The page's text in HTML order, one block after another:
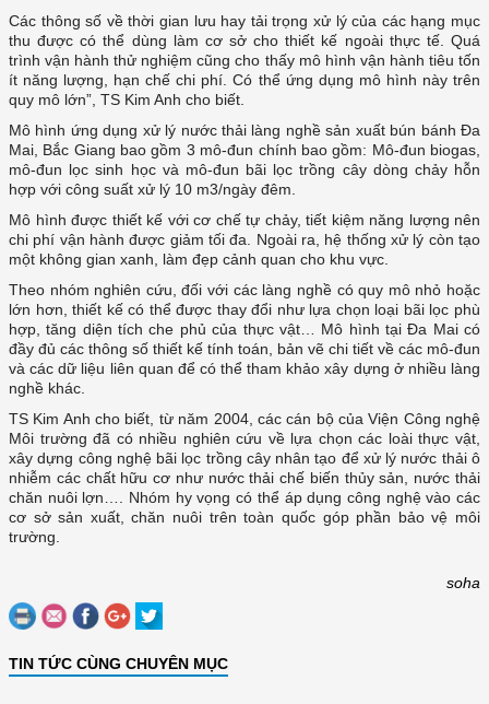
Các thông số về thời gian lưu hay tải trọng xử lý của các hạng mục
thu được có thể dùng làm cơ sở cho thiết kế ngoài thực tế. Quá
trình vận hành thử nghiệm cũng cho thấy mô hình vận hành tiêu tốn
ít năng lượng, hạn chế chi phí. Có thể ứng dụng mô hình này trên
quy mô lớn”, TS Kim Anh cho biết.
Mô hình ứng dụng xử lý nước thải làng nghề sản xuất bún bánh Đa
Mai, Bắc Giang bao gồm 3 mô-đun chính bao gồm: Mô-đun biogas,
mô-đun lọc sinh học và mô-đun bãi lọc trồng cây dòng chảy hỗn
hợp với công suất xử lý 10 m3/ngày đêm.
Mô hình được thiết kế với cơ chế tự chảy, tiết kiệm năng lượng nên
chi phí vận hành được giảm tối đa. Ngoài ra, hệ thống xử lý còn tạo
một không gian xanh, làm đẹp cảnh quan cho khu vực.
Theo nhóm nghiên cứu, đối với các làng nghề có quy mô nhỏ hoặc
lớn hơn, thiết kế có thể được thay đổi như lựa chọn loại bãi lọc phù
hợp, tăng diện tích che phủ của thực vật… Mô hình tại Đa Mai có
đầy đủ các thông số thiết kế tính toán, bản vẽ chi tiết về các mô-đun
và các dữ liệu liên quan để có thể tham khảo xây dựng ở nhiều làng
nghề khác.
TS Kim Anh cho biết, từ năm 2004, các cán bộ của Viện Công nghệ
Môi trường đã có nhiều nghiên cứu về lựa chọn các loài thực vật,
xây dựng công nghệ bãi lọc trồng cây nhân tạo để xử lý nước thải ô
nhiễm các chất hữu cơ như nước thải chế biến thủy sản, nước thải
chăn nuôi lợn…. Nhóm hy vọng có thể áp dụng công nghệ vào các
cơ sở sản xuất, chăn nuôi trên toàn quốc góp phần bảo vệ môi
trường.
soha
TIN TỨC CÙNG CHUYÊN MỤC